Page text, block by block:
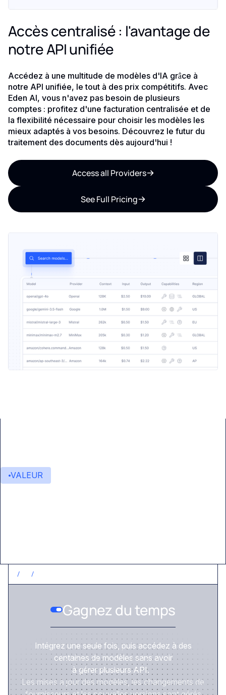
Accès centralisé : l'avantage de
notre API unifiée
Accédez à une multitude de modèles d'IA grâce à
notre API unifiée, le tout à des prix compétitifs. Avec
Eden AI, vous n'avez pas besoin de plusieurs
comptes : profitez d'une facturation centralisée et de
la flexibilité nécessaire pour choisir les modèles les
mieux adaptés à vos besoins. Découvrez le futur du
traitement des documents dès aujourd'hui !
Access all Providers
See Full Pricing
VALEUR
/ /
Gagnez du temps
Intégrez une seule fois, puis accédez à des
centaines de modèles sans avoir
à gérer plusieurs API.
Les mises à jour des modèles, les changements de